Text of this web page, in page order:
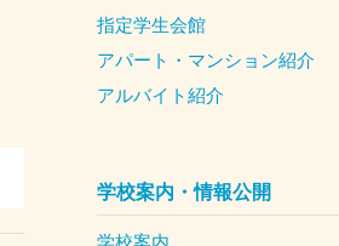
指定学生会館
アパート・マンション紹介
アルバイト紹介
学校案内・情報公開
学校案内